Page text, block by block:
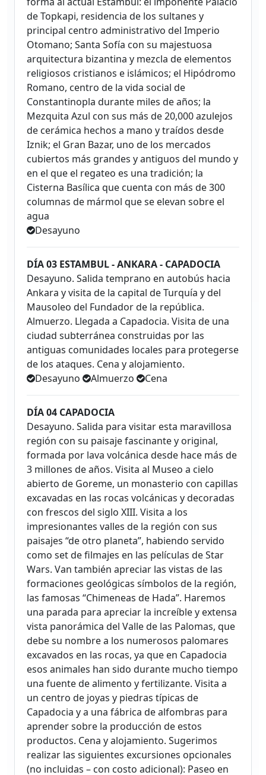
de Topkapi, residencia de los sultanes y
principal centro administrativo del Imperio
Otomano; Santa Sofía con su majestuosa
arquitectura bizantina y mezcla de elementos
religiosos cristianos e islámicos; el Hipódromo
Romano, centro de la vida social de
Constantinopla durante miles de años; la
Mezquita Azul con sus más de 20,000 azulejos
de cerámica hechos a mano y traídos desde
Iznik; el Gran Bazar, uno de los mercados
cubiertos más grandes y antiguos del mundo y
en el que el regateo es una tradición; la
Cisterna Basílica que cuenta con más de 300
columnas de mármol que se elevan sobre el
agua
Desayuno
DÍA 03 ESTAMBUL - ANKARA - CAPADOCIA
Desayuno. Salida temprano en autobús hacia
Ankara y visita de la capital de Turquía y del
Mausoleo del Fundador de la república.
Almuerzo. Llegada a Capadocia. Visita de una
ciudad subterránea construidas por las
antiguas comunidades locales para protegerse
de los ataques. Cena y alojamiento.
Desayuno
Almuerzo Cena
DÍA 04 CAPADOCIA
Desayuno. Salida para visitar esta maravillosa
región con su paisaje fascinante y original,
formada por lava volcánica desde hace más de
3 millones de años. Visita al Museo a cielo
abierto de Goreme, un monasterio con capillas
excavadas en las rocas volcánicas y decoradas
con frescos del siglo XIII. Visita a los
impresionantes valles de la región con sus
paisajes “de otro planeta”, habiendo servido
como set de filmajes en las películas de Star
Wars. Van también apreciar las vistas de las
formaciones geológicas símbolos de la región,
las famosas “Chimeneas de Hada”. Haremos
una parada para apreciar la increíble y extensa
vista panorámica del Valle de las Palomas, que
debe su nombre a los numerosos palomares
excavados en las rocas, ya que en Capadocia
esos animales han sido durante mucho tiempo
una fuente de alimento y fertilizante. Visita a
un centro de joyas y piedras típicas de
Capadocia y a una fábrica de alfombras para
aprender sobre la producción de estos
productos. Cena y alojamiento. Sugerimos
realizar las siguientes excursiones opcionales
(no incluidas – con costo adicional): Paseo en